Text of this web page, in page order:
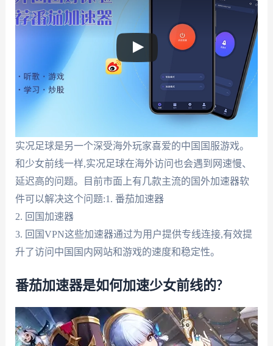
实况足球是另一个深受海外玩家喜爱的中国国服游戏。
和少女前线一样,实况足球在海外访问也会遇到网速慢、
延迟高的问题。目前市面上有几款主流的国外加速器软
件可以解决这个问题:1. 番茄加速器
2. 回国加速器
3. 回国VPN这些加速器通过为用户提供专线连接,有效提
升了访问中国国内网站和游戏的速度和稳定性。
番茄加速器是如何加速少女前线的?